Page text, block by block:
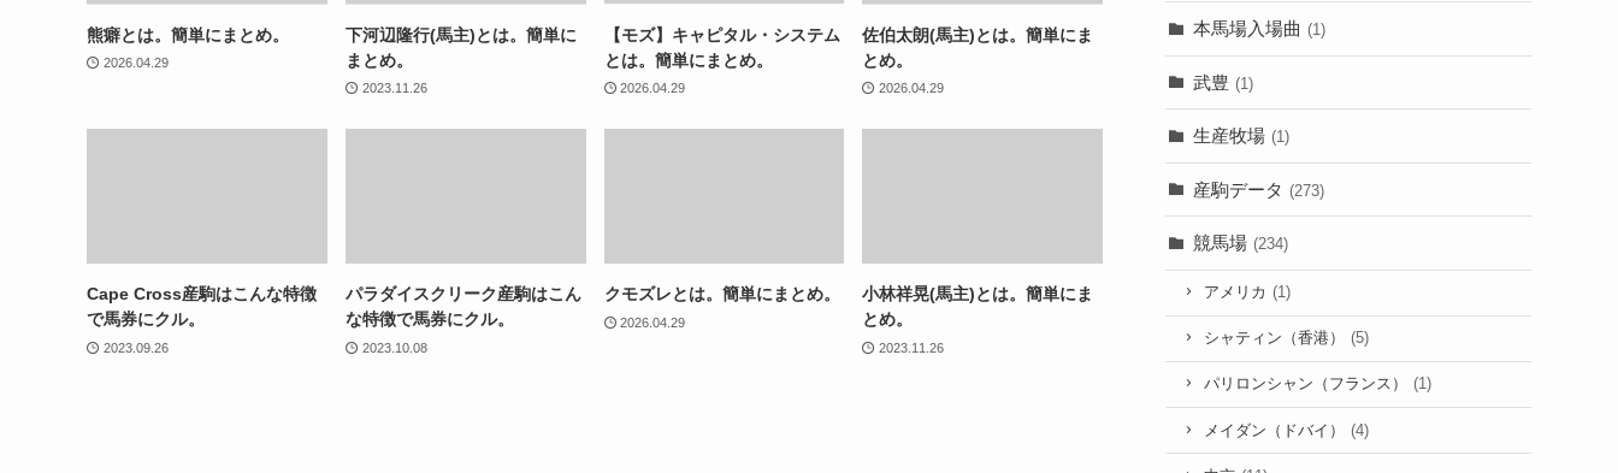
熊癖とは。簡単にまとめ。
2026.04.29
下河辺隆行(馬主)とは。簡単に
まとめ。
2023.11.26
【モズ】キャピタル・システム
とは。簡単にまとめ。
2026.04.29
佐伯太朗(馬主)とは。簡単にま
とめ。
2026.04.29
Cape Cross産駒はこんな特徴
で馬券にクル。
2023.09.26
パラダイスクリーク産駒はこん
な特徴で馬券にクル。
2023.10.08
クモズレとは。簡単にまとめ。
2026.04.29
小林祥晃(馬主)とは。簡単にま
とめ。
2023.11.26
本馬場入場曲 (1)
武豊 (1)
生産牧場 (1)
産駒データ (273)
競馬場 (234)
アメリカ (1)
シャティン（香港） (5)
パリロンシャン（フランス） (1)
メイダン（ドバイ） (4)